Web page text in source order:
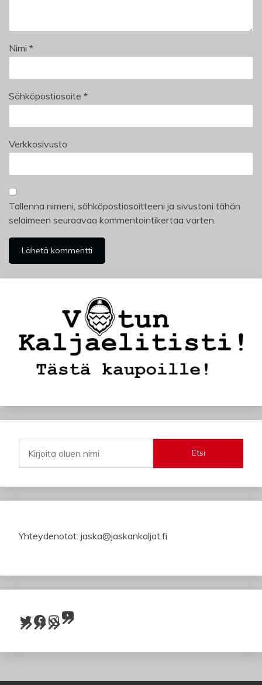
Nimi *
Sähköpostiosoite *
Verkkosivusto
Tallenna nimeni, sähköpostiosoitteeni ja sivustoni tähän
selaimeen seuraavaa kommentointikertaa varten.
Etsi
Yhteydenotot: jaska@jaskankaljat.fi
Twitter Facebook InstagramYouTube